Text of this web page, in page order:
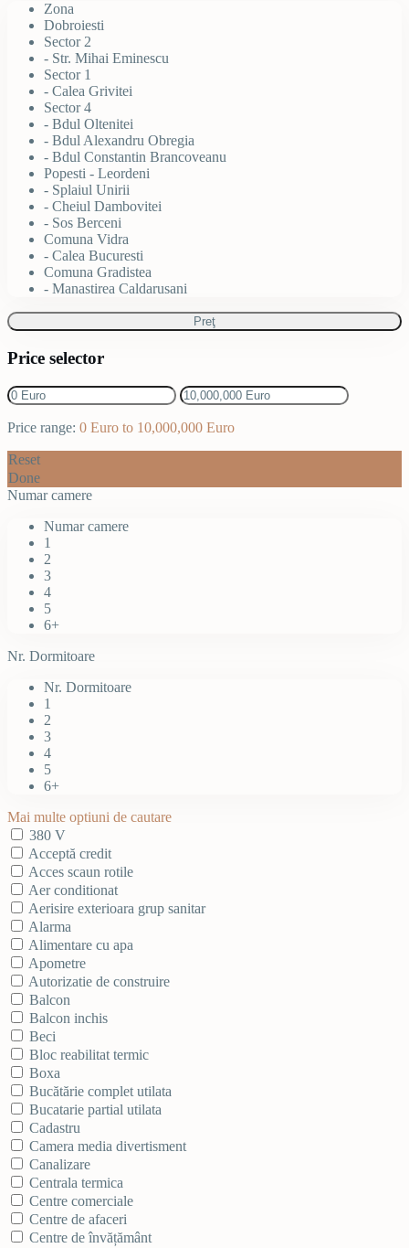
Zona
Dobroiesti
Sector 2
- Str. Mihai Eminescu
Sector 1
- Calea Grivitei
Sector 4
- Bdul Oltenitei
- Bdul Alexandru Obregia
- Bdul Constantin Brancoveanu
Popesti - Leordeni
- Splaiul Unirii
- Cheiul Dambovitei
- Sos Berceni
Comuna Vidra
- Calea Bucuresti
Comuna Gradistea
- Manastirea Caldarusani
Preţ
Price selector
Price range: 0 Euro to 10,000,000 Euro
Reset
Done
Numar camere
Numar camere
1
2
3
4
5
6+
Nr. Dormitoare
Nr. Dormitoare
1
2
3
4
5
6+
Mai multe optiuni de cautare
380 V
Acceptă credit
Acces scaun rotile
Aer conditionat
Aerisire exterioara grup sanitar
Alarma
Alimentare cu apa
Apometre
Autorizatie de construire
Balcon
Balcon inchis
Beci
Bloc reabilitat termic
Boxa
Bucătărie complet utilata
Bucatarie partial utilata
Cadastru
Camera media divertisment
Canalizare
Centrala termica
Centre comerciale
Centre de afaceri
Centre de învățământ